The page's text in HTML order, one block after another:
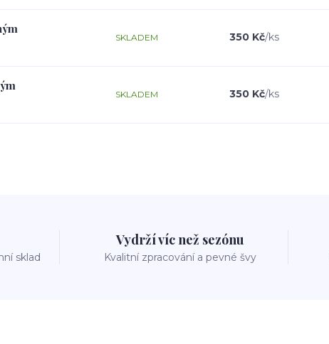
350 Kč/ks
SKLADEM
350 Kč/ks
SKLADEM
sklad
Vydrží víc než sezónu
Kvalitní zpracování a pevné švy